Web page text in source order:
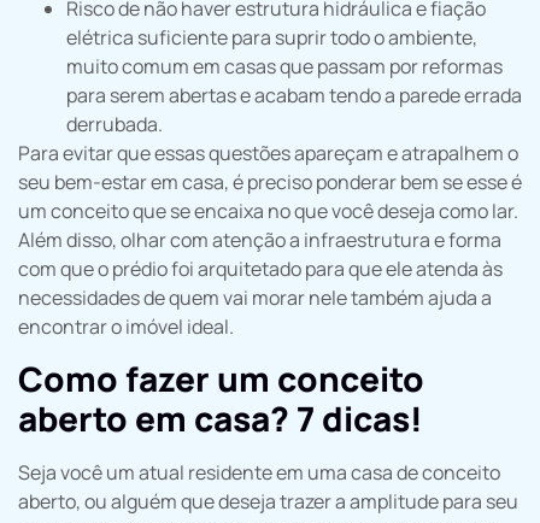
Risco de não haver estrutura hidráulica e fiação
elétrica suficiente para suprir todo o ambiente,
muito comum em casas que passam por reformas
para serem abertas e acabam tendo a parede errada
derrubada.
Para evitar que essas questões apareçam e atrapalhem o
seu bem-estar em casa, é preciso ponderar bem se esse é
um conceito que se encaixa no que você deseja como lar.
Além disso, olhar com atenção a infraestrutura e forma
com que o prédio foi arquitetado para que ele atenda às
necessidades de quem vai morar nele também ajuda a
encontrar o imóvel ideal.
Como fazer um conceito
aberto em casa? 7 dicas!
Seja você um atual residente em uma casa de conceito
aberto, ou alguém que deseja trazer a amplitude para seu